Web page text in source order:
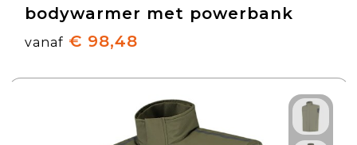
bodywarmer met powerbank
vanaf € 98,48